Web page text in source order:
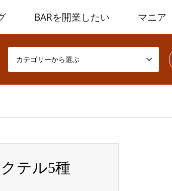
BARを開業したい マニア
カテゴリーから選ぶ
テル5種